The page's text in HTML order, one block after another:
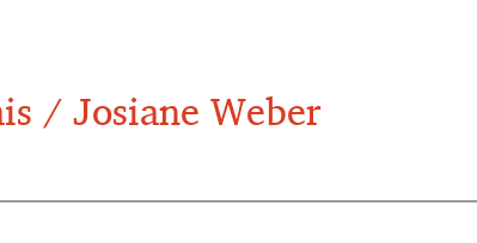
/ Josiane Weber